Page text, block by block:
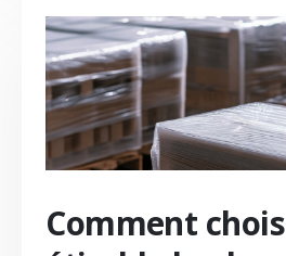
Comment